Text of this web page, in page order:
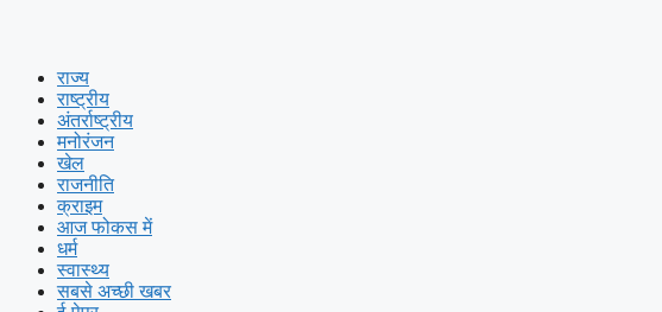
राज्य
राष्ट्रीय
अंतर्राष्ट्रीय
मनोरंजन
खेल
राजनीति
क्राइम
आज फोकस में
धर्म
स्वास्थ्य
सबसे अच्छी खबर